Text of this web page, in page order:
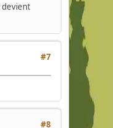
devient
#7
#8